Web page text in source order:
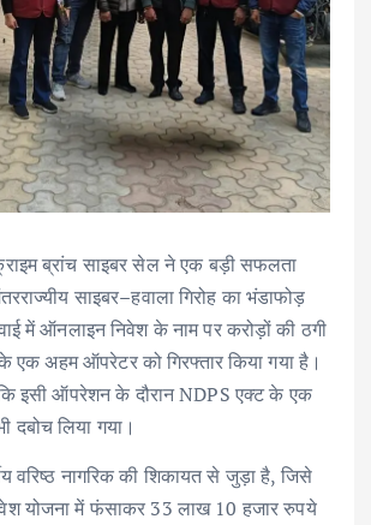
ब्रांच साइबर सेल ने एक बड़ी सफलता
साइबर–हवाला गिरोह का भंडाफोड़
में ऑनलाइन निवेश के नाम पर करोड़ों की ठगी
एक अहम ऑपरेटर को गिरफ्तार किया गया है।
इसी ऑपरेशन के दौरान NDPS एक्ट के एक
दबोच लिया गया।
वरिष्ठ नागरिक की शिकायत से जुड़ा है, जिसे
योजना में फंसाकर 33 लाख 10 हजार रुपये